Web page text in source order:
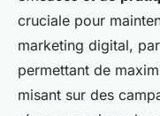
cruciale pour
marketing digital,
permettant de
misant sur des